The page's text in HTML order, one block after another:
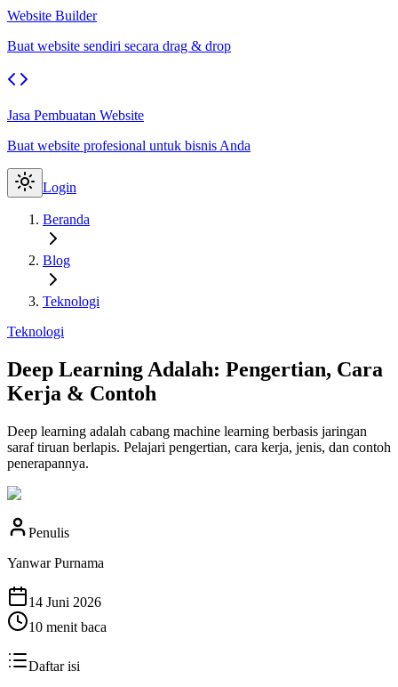
Website Builder
Buat website sendiri secara drag & drop
Jasa Pembuatan Website
Buat website profesional untuk bisnis Anda
Login
Beranda
Blog
Teknologi
Teknologi
Deep Learning Adalah: Pengertian, Cara
Kerja & Contoh
Deep learning adalah cabang machine learning berbasis jaringan
saraf tiruan berlapis. Pelajari pengertian, cara kerja, jenis, dan contoh
penerapannya.
Penulis
Yanwar Purnama
14 Juni 2026
10 menit baca
Daftar isi